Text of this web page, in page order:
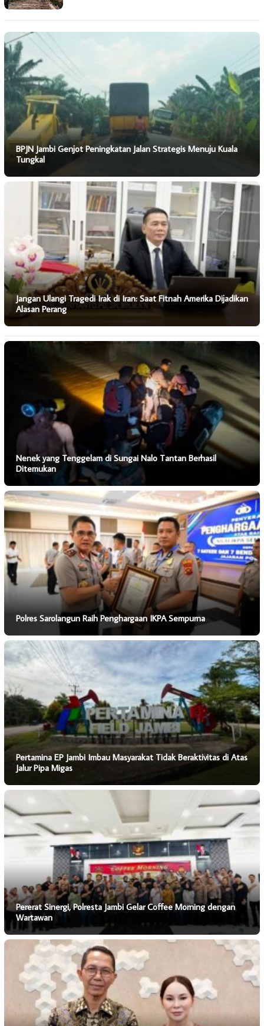
BPJN Jambi Genjot Peningkatan Jalan Strategis Menuju Kuala
Tungkal
Jangan Ulangi Tragedi Irak di Iran: Saat Fitnah Amerika Dijadikan
Alasan Perang
Nenek yang Tenggelam di Sungai Nalo Tantan Berhasil
Ditemukan
Polres Sarolangun Raih Penghargaan IKPA Sempurna
Pertamina EP Jambi Imbau Masyarakat Tidak Beraktivitas di Atas
Jalur Pipa Migas
Pererat Sinergi, Polresta Jambi Gelar Coffee Morning dengan
Wartawan